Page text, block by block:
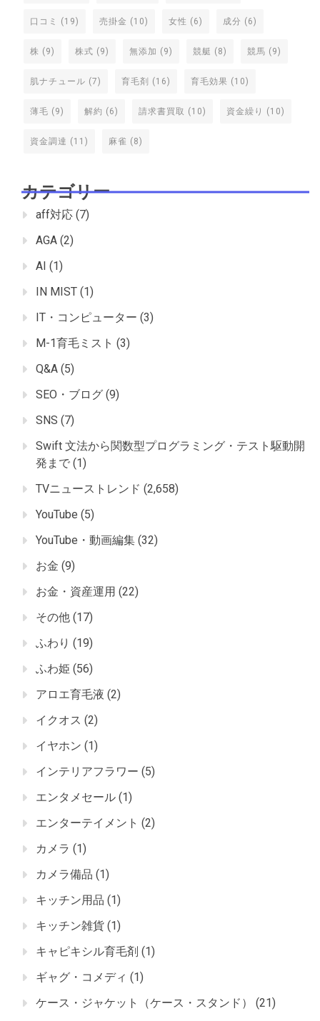
口コミ (19) 売掛金 (10) 女性 (6) 成分 (6)
株 (9) 株式 (9) 無添加 (9) 競艇 (8) 競馬 (9)
肌ナチュール (7) 育毛剤 (16) 育毛効果 (10)
薄毛 (9) 解約 (6) 請求書買取 (10) 資金繰り (10)
資金調達 (11) 麻雀 (8)
カテゴリー
aff対応 (7)
AGA (2)
AI (1)
IN MIST (1)
IT・コンピューター (3)
M-1育毛ミスト (3)
Q&A (5)
SEO・ブログ (9)
SNS (7)
Swift 文法から関数型プログラミング・テスト駆動開
発まで (1)
TVニューストレンド (2,658)
YouTube (5)
YouTube・動画編集 (32)
お金 (9)
お金・資産運用 (22)
その他 (17)
ふわり (19)
ふわ姫 (56)
アロエ育毛液 (2)
イクオス (2)
イヤホン (1)
インテリアフラワー (5)
エンタメセール (1)
エンターテイメント (2)
カメラ (1)
カメラ備品 (1)
キッチン用品 (1)
キッチン雑貨 (1)
キャピキシル育毛剤 (1)
ギャグ・コメディ (1)
ケース・ジャケット（ケース・スタンド）
(21)